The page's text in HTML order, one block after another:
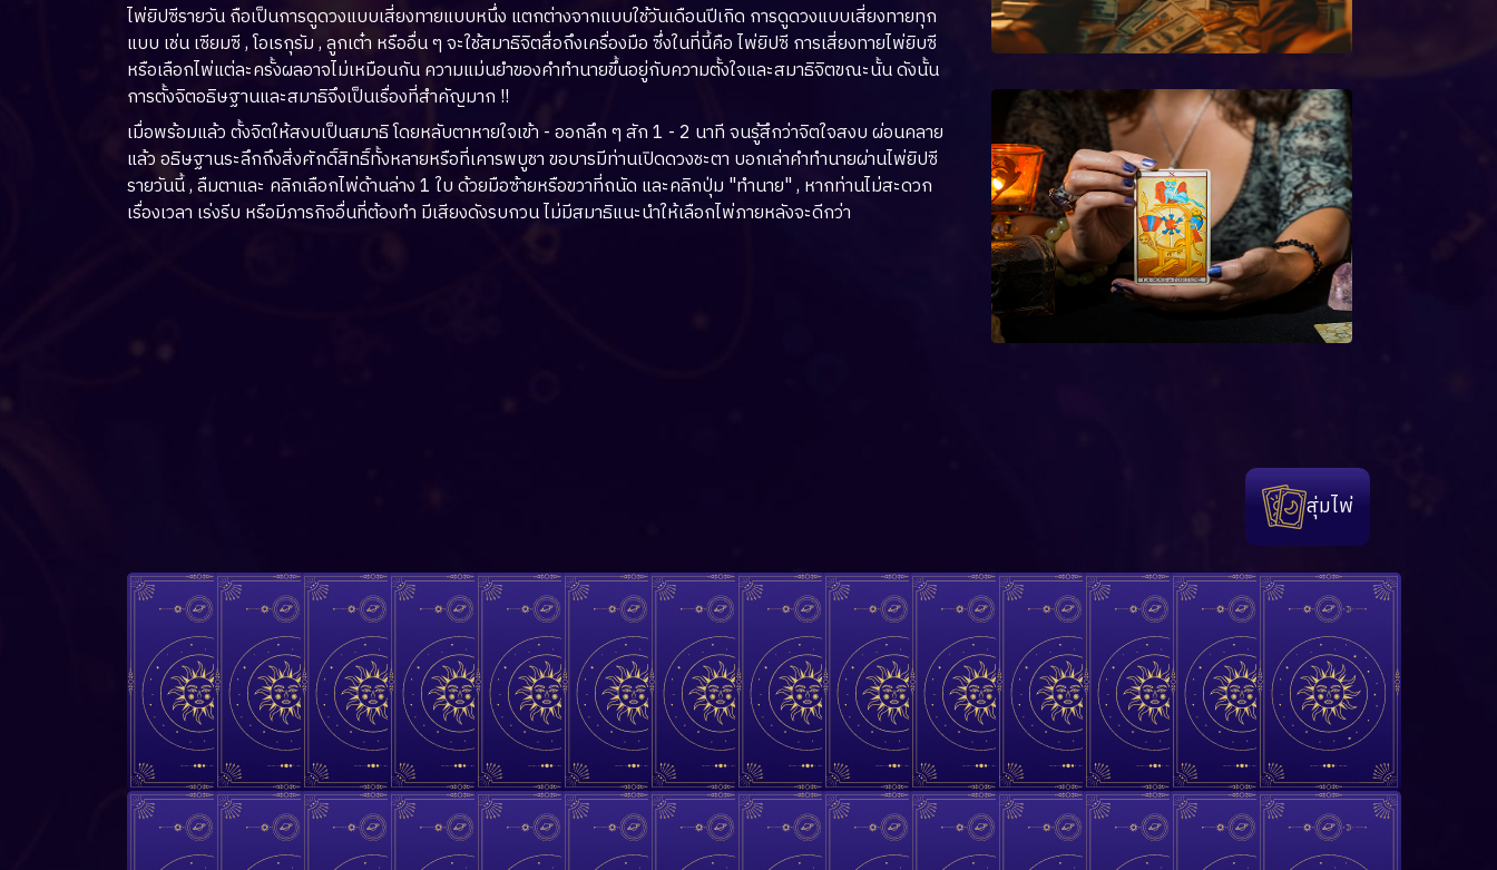
ไพ่ยิปซีรายวัน ถือเป็นการดูดวงแบบเสี่ยงทายแบบหนึ่ง แตกต่างจากแบบใช้วันเดือนปีเกิด การดูดวงแบบเสี่ยงทายทุก
แบบ เช่น เซียมซี , โอเรกุรัม , ลูกเต๋า หรืออื่น ๆ จะใช้สมาธิจิตสื่อถึงเครื่องมือ ซึ่งในที่นี้คือ ไพ่ยิปซี การเสี่ยงทายไพ่ยิบซี
หรือเลือกไพ่แต่ละครั้งผลอาจไม่เหมือนกัน ความแม่นยำของคำทำนายขึ้นอยู่กับความตั้งใจและสมาธิจิตขณะนั้น ดังนั้น
การตั้งจิตอธิษฐานและสมาธิจึงเป็นเรื่องที่สำคัญมาก !!
เมื่อพร้อมแล้ว ตั้งจิตให้สงบเป็นสมาธิ โดยหลับตาหายใจเข้า - ออกลึก ๆ สัก 1 - 2 นาที จนรู้สึกว่าจิตใจสงบ ผ่อนคลาย
แล้ว อธิษฐานระลึกถึงสิ่งศักดิ์สิทธิ์ทั้งหลายหรือที่เคารพบูชา ขอบารมีท่านเปิดดวงชะตา บอกเล่าคำทำนายผ่านไพ่ยิปซี
รายวันนี้ , ลืมตาและ คลิกเลือกไพ่ด้านล่าง 1 ใบ ด้วยมือซ้ายหรือขวาที่ถนัด และคลิกปุ่ม "ทำนาย" , หากท่านไม่สะดวก
เรื่องเวลา เร่งรีบ หรือมีภารกิจอื่นที่ต้องทำ มีเสียงดังรบกวน ไม่มีสมาธิแนะนำให้เลือกไพ่ภายหลังจะดีกว่า
สุ่มไพ่